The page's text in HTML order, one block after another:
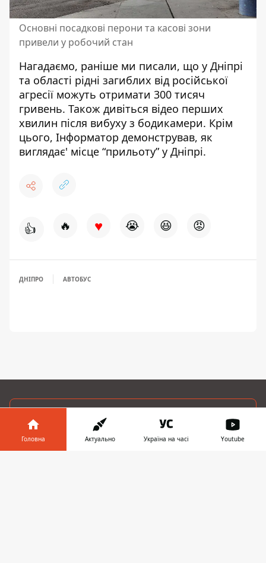
Основні посадкові перони та касові зони
привели у робочий стан
Нагадаємо, раніше ми писали, що у Дніпрі
та області рідні загиблих від російської
агресії можуть отримати 300 тисяч
гривень. Також дивіться відео перших
хвилин після вибуху з бодикамери. Крім
цього, Інформатор демонстрував, як
виглядає' місце “прильоту” у Дніпрі.
👍 🔥 ♥ 😭 😆 😡
ДНІПРО АВТОБУС
Головна Актуально Україна на часі Youtube